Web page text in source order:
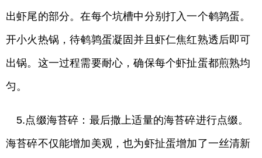
出虾尾的部分。在每个坑槽中分别打入一个鹌鹑蛋。
开小火热锅，待鹌鹑蛋凝固并且虾仁焦红熟透后即可
出锅。这一过程需要耐心，确保每个虾扯蛋都煎熟均
匀。
5.点缀海苔碎：最后撒上适量的海苔碎进行点缀。
海苔碎不仅能增加美观，也为虾扯蛋增加了一丝清新